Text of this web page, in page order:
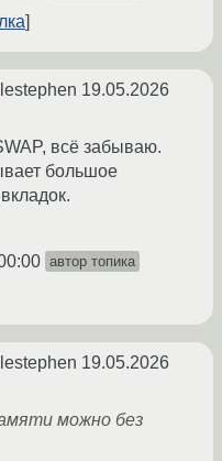
19.05.2026
всё забываю.
большое
автор топика
19.05.2026
можно без